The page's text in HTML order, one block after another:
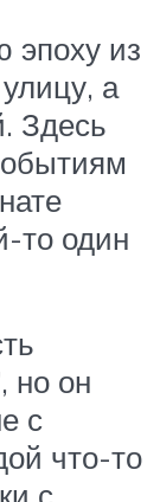
эпоху из
а
Здесь
то один
но он
с
что-то